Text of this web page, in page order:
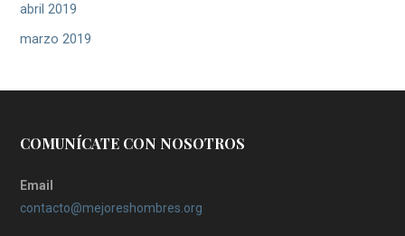
abril 2019
marzo 2019
COMUNÍCATE CON NOSOTROS
Email
contacto@mejoreshombres.org